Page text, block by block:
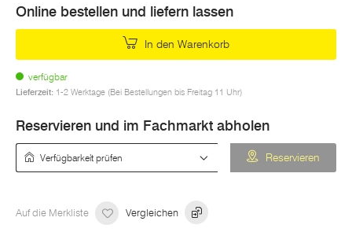
Online bestellen und liefern lassen
In den Warenkorb
verfügbar
Lieferzeit: 1-2 Werktage (Bei Bestellungen bis Freitag 11 Uhr)
Reservieren und im Fachmarkt abholen
Reservieren
Auf die Merkliste Vergleichen